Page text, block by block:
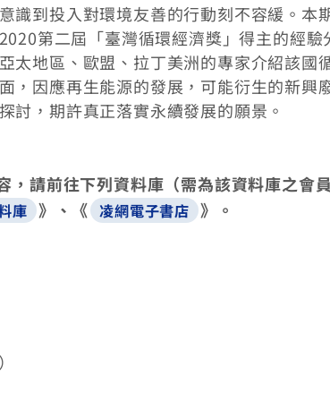
識到投入對環境友善的行動刻不容緩。本
第二屆「臺灣循環經濟獎」得主的經驗
太地區、歐盟、拉丁美洲的專家介紹該國
，因應再生能源的發展，可能衍生的新興
討，期許真正落實永續發展的願景。
請前往下列資料庫（需為該資料庫之會
庫 》、《 凌網電子書店 》。
）